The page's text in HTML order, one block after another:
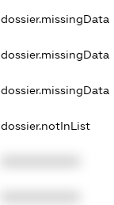
dossier.missingData
dossier.missingData
dossier.missingData
dossier.notInList